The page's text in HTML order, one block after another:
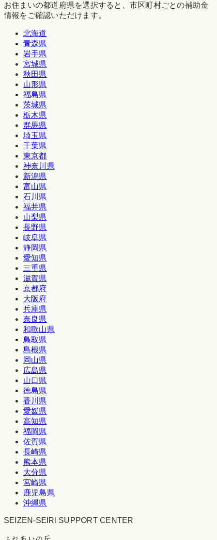
お住まいの都道府県を選択すると、市区町村ごとの補助金
情報をご確認いただけます。
北海道
青森県
岩手県
宮城県
秋田県
山形県
福島県
茨城県
栃木県
群馬県
埼玉県
千葉県
東京都
神奈川県
新潟県
富山県
石川県
福井県
山梨県
長野県
岐阜県
静岡県
愛知県
三重県
滋賀県
京都府
大阪府
兵庫県
奈良県
和歌山県
鳥取県
島根県
岡山県
広島県
山口県
徳島県
香川県
愛媛県
高知県
福岡県
佐賀県
長崎県
熊本県
大分県
宮崎県
鹿児島県
沖縄県
SEIZEN-SEIRI SUPPORT CENTER